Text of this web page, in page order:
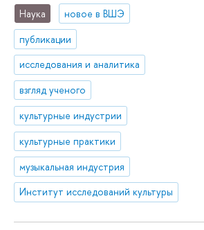
Наука
новое в ВШЭ
публикации
исследования и аналитика
взгляд ученого
культурные индустрии
культурные практики
музыкальная индустрия
Институт исследований культуры